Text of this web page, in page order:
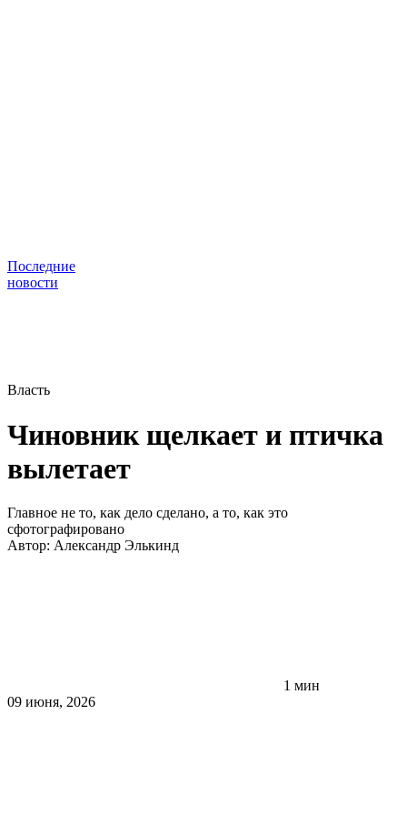
Последние
новости
Власть
Чиновник щелкает и птичка
вылетает
Главное не то, как дело сделано, а то, как это
сфотографировано
Автор: Александр Элькинд
1 мин
09 июня, 2026